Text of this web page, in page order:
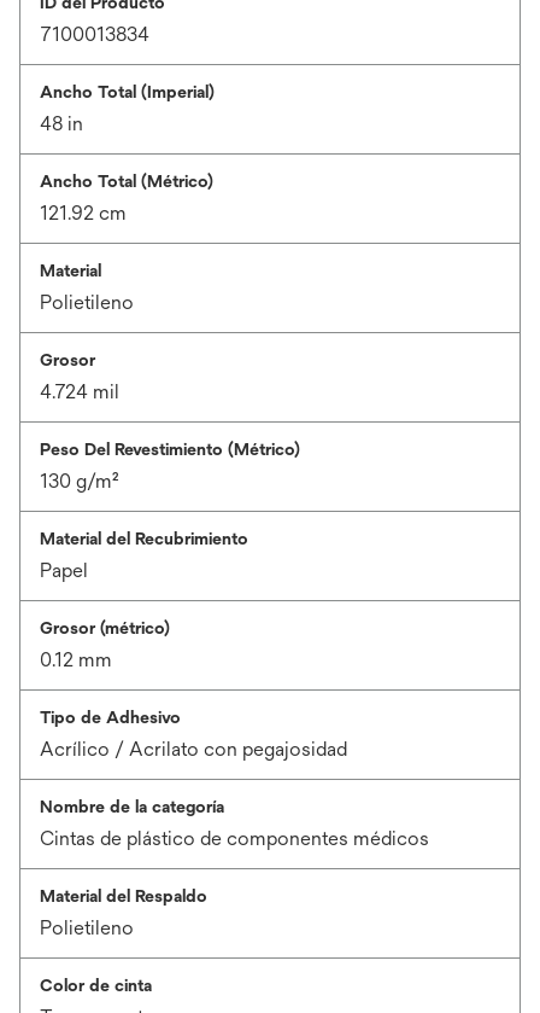
7100013834
Ancho Total (Imperial)
48 in
Ancho Total (Métrico)
121.92 cm
Material
Polietileno
Grosor
4.724 mil
Peso Del Revestimiento (Métrico)
130 g/m²
Material del Recubrimiento
Papel
Grosor (métrico)
0.12 mm
Tipo de Adhesivo
Acrílico / Acrilato con pegajosidad
Nombre de la categoría
Cintas de plástico de componentes médicos
Material del Respaldo
Polietileno
Color de cinta